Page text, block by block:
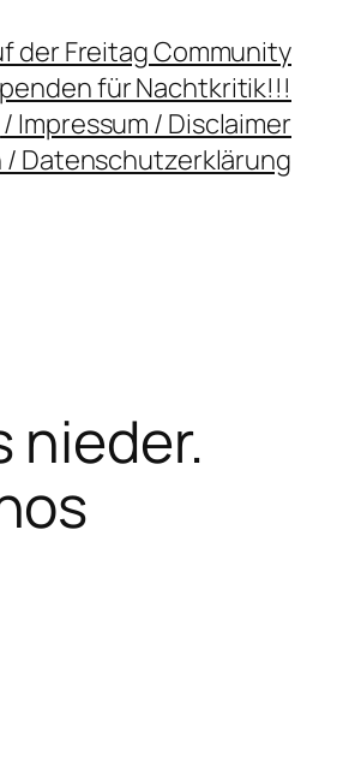
der Freitag Community
für Nachtkritik!!!
Impressum / Disclaimer
/ Datenschutzerklärung
nieder.